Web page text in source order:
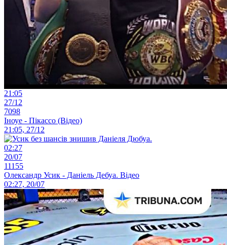
21:05
27/12
7098
Іноуе - Пікассо (Відео)
21:05, 27/12
02:27
20/07
11155
Олександр Усик - Даніель Дебуа. Відео
02:27, 20/07